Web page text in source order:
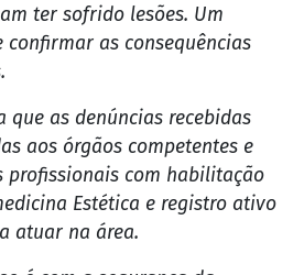
ter sofrido lesões. Um
as consequências
que as denúncias recebidas
aos órgãos competentes e
profissionais com habilitação
Estética e registro ativo
atuar na área.